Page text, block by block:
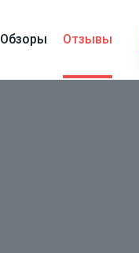
Обзоры Отзывы